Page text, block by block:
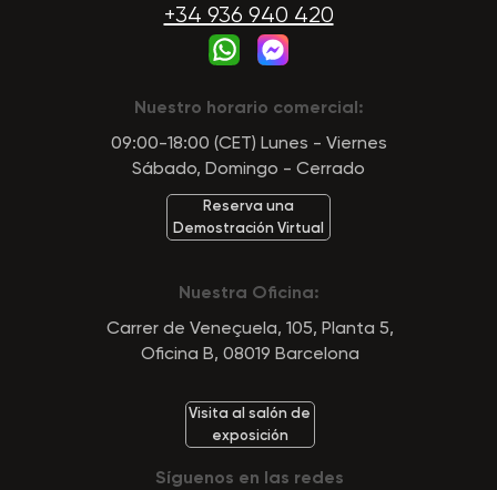
+34 936 940 420
Nuestro horario comercial:
09:00-18:00 (CET) Lunes - Viernes
Sábado, Domingo - Cerrado
Nuestra Oficina:
Carrer de Veneçuela, 105, Planta 5,
Oficina B, 08019 Barcelona
Reserva una
Demostración Virtual
Visita al salón de
exposición
Síguenos en las redes